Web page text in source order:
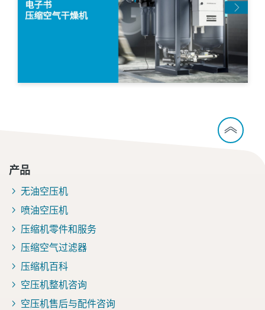
产品
无油空压机
喷油空压机
压缩机零件和服务
压缩空气过滤器
压缩机百科
空压机整机咨询
空压机售后与配件咨询